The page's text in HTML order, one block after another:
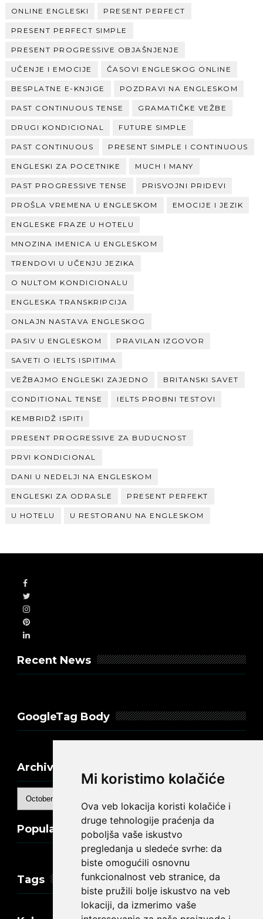
Mi koristimo kolačiće
Ova veb lokacija koristi kolačiće i
druge tehnologije praćenja da
poboljša vaše iskustvo
pregledanja u sledeće svrhe: da
biste omogućili osnovnu
funkcionalnost veb stranice, da
biste pružili bolje iskustvo na veb
lokaciji, da izmerimo vaše
ONLINE ENGLESKI PRESENT PERFECT
PRESENT PERFECT SIMPLE
PRESENT PROGRESSIVE OBJAŠNJENJE
UČENJE I EMOCIJE ČASOVI ENGLESKOG ONLINE
BESPLATNE E-KNJIGE POZDRAVI NA ENGLESKOM
PAST CONTINUOUS TENSE GRAMATIČKE VEŽBE
DRUGI KONDICIONAL FUTURE SIMPLE
PAST CONTINUOUS PRESENT SIMPLE I CONTINUOUS
ENGLESKI ZA POCETNIKE MUCH I MANY
PAST PROGRESSIVE TENSE PRISVOJNI PRIDEVI
PROŠLA VREMENA U ENGLESKOM EMOCIJE I JEZIK
ENGLESKE FRAZE U HOTELU
MNOZINA IMENICA U ENGLESKOM
TRENDOVI U UČENJU JEZIKA
O NULTOM KONDICIONALU
ENGLESKA TRANSKRIPCIJA
ONLAJN NASTAVA ENGLESKOG
PASIV U ENGLESKOM PRAVILAN IZGOVOR
SAVETI O IELTS ISPITIMA
VEŽBAJMO ENGLESKI ZAJEDNO BRITANSKI SAVET
CONDITIONAL TENSE IELTS PROBNI TESTOVI
KEMBRIDŽ ISPITI
PRESENT PROGRESSIVE ZA BUDUCNOST
PRVI KONDICIONAL
DANI U NEDELJI NA ENGLESKOM
ENGLESKI ZA ODRASLE PRESENT PERFEKT
U HOTELU U RESTORANU NA ENGLESKOM
Recent News
GoogleTag Body
Archive
Popular Posts
Tags